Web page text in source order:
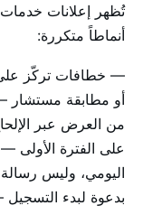
تُظهر إعلانات خدمات
أنماطاً متكررة:
— خطافات تركّز على
أو مطابقة مستشار
من العرض عبر
على الفترة الأولى —
اليومي، وليس
بدعوة لبدء